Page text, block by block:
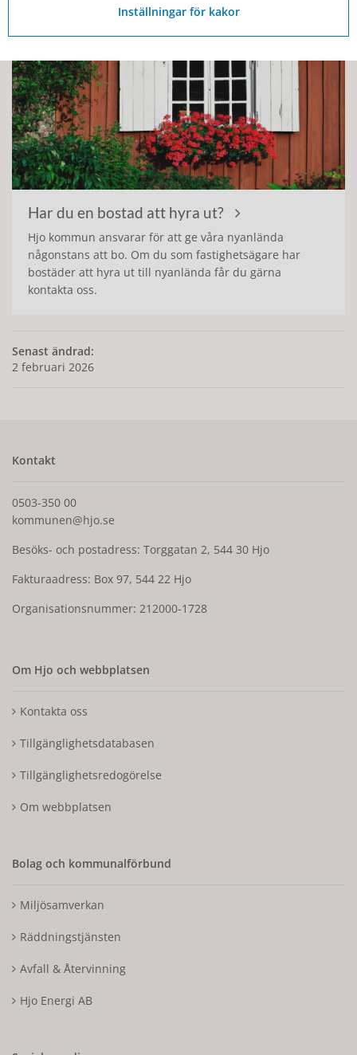
Har du en bostad att hyra ut?
Hjo kommun ansvarar för att ge våra nyanlända
någonstans att bo. Om du som fastighetsägare har
bostäder att hyra ut till nyanlända får du gärna
kontakta oss.
Senast ändrad:
2 februari 2026
Kontakt
0503-350 00
kommunen@hjo.se
Besöks- och postadress: Torggatan 2, 544 30 Hjo
Fakturaadress: Box 97, 544 22 Hjo
Organisationsnummer: 212000-1728
Om Hjo och webbplatsen
Kontakta oss
Tillgänglighetsdatabasen
Tillgänglighetsredogörelse
Om webbplatsen
Bolag och kommunalförbund
Miljösamverkan
Räddningstjänsten
Avfall & Återvinning
Hjo Energi AB
Inställningar för kakor